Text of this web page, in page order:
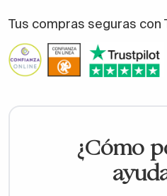
Tus compras seguras con
¿Cómo